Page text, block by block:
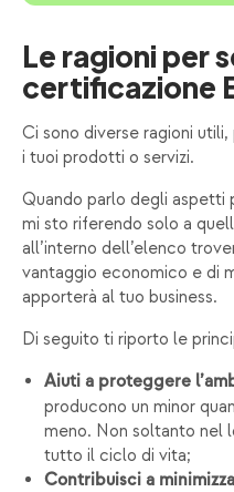
Le ragioni per
certificazione
Ci sono diverse ragioni
i tuoi prodotti o servizi.
Quando parlo degli aspetti
mi sto riferendo solo a
all’interno dell’elenco
vantaggio economico e di
apporterà al tuo business.
Di seguito ti riporto le
Aiuti a proteggere
producono un minor
meno. Non soltanto nel
tutto il ciclo di vita;
Contribuisci a